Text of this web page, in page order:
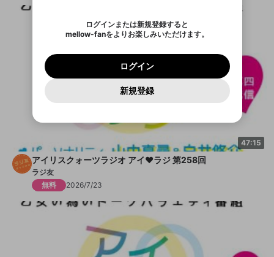
47:15
アイリスクォーツラジオ アイ♥ラジ 第258回
ラジ友
無料
2026/7/23
ユーザーの視聴環境によっては広告を表示すること
ができない場合があります。
詳しくはこちら
ば、通知をもれなく受け取れます！
インストール アプリで開く
Google
Yahoo! JAPAN
Appleでサインアップ
・プライバシーポリシー
サービスとのID連携に関する同意事項に同意頂いた上
で、次にお進みください
次にお進みください。
アカウント作成
mellow-fanからのお得な情報をメールで受
け取る
Google
Yahoo! JAPAN
Appleでサインイン
・プライバシーポリシー
サービスとのID連携に関する同意事項に同意頂いた上
で、次にお進みください
ログイン
パスワードを忘れた方はこちら
アカウントをお持ちですか？アカウントを作成する
ログインまたは新規登録すると
mellow-fanをよりお楽しみいただけます。
ログイン
新規登録
再設定する
のでご確認ください
OK
ご登録いただいた情報はサービスの向上を目的
として使用いたします。
一部サービスをご利用いただくには、生年月の
登録が必要です。
登録
メイン及びcs.openrec.co.jpドメイン）が受信拒否設
定に含まれていないかご確認ください。
入力
著作権の侵害
なりすまし行為
出会いを誘導する行為
ねずみ講やマルチ商法
ゲームの録画禁止区域の配信
改造版・海賊版ソフトの配信
政治的・宗教的・人種的な内容
0
報告された問題については、利用規約に違反しているか
どうかをスタッフが確認します。
用することは、利用規約違反になります。
送信
閉じる
Discordアカウントを作成
Discordは第三者が提供するコミュニティーサービスで、
mellow-fanとは関わりがありません。Discordに関してのお
問い合わせにはお答えすることができません。Discordの仕
様変更により、限定コミュニティ特典の提供が終了する可能
外部サービスとのID連携に関する同意事項